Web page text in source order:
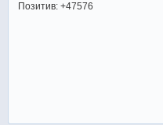
Позитив: +47576